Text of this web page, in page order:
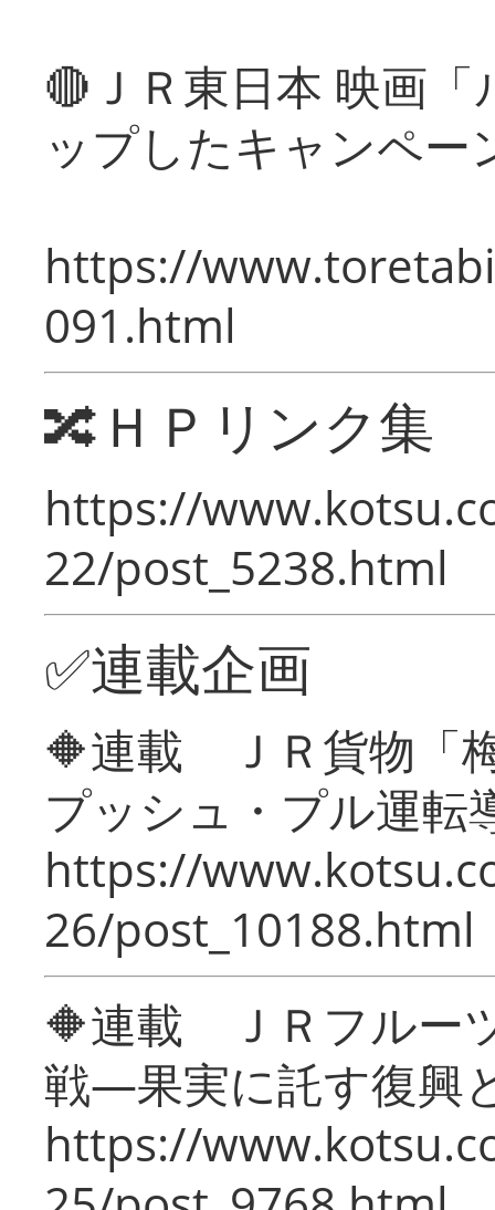
🔴ＪＲ東日本 映画
ップしたキャンペー
https://
091.html
🔀ＨＰリンク集
https://
22/post_5238.html
✅連載企画
🔶連載 ＪＲ貨物「
プッシュ・プル運転
https://
26/post_10188.html
🔶連載 ＪＲフルー
戦―果実に託す復興
https://